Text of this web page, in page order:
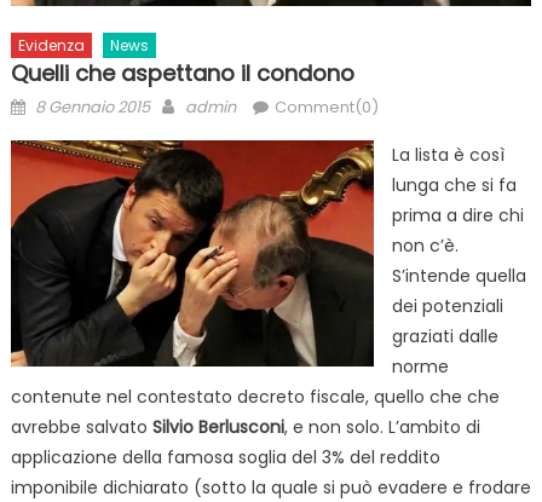
Evidenza News
Quelli che aspettano il condono
Posted
8 Gennaio 2015 Author
admin Comment(0)
La lista è così
lunga che si fa
prima a dire chi
non c’è.
S’intende quella
dei potenziali
graziati dalle
norme
contenute nel contestato decreto fiscale, quello che che
avrebbe salvato Silvio Berlusconi, e non solo. L’ambito di
applicazione della famosa soglia del 3% del reddito
imponibile dichiarato (sotto la quale si può evadere e frodare